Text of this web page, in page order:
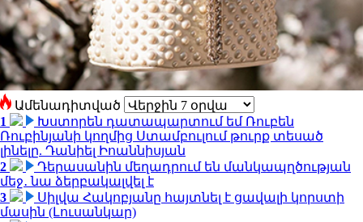
Ամենադիտված
1
Խստորեն դատապարտում եմ Ռուբեն
Ռուբինյանի կողմից Ստամբուլում թուրք տեսած
լինելը. Դանիել Իոաննիսյան
2
Դերասանին մեղադրում են մանկապղծության
մեջ․ նա ձերբակալվել է
3
Սիլվա Հակոբյանը հայտնել է ցավալի կորստի
մասին (Լուսանկար)